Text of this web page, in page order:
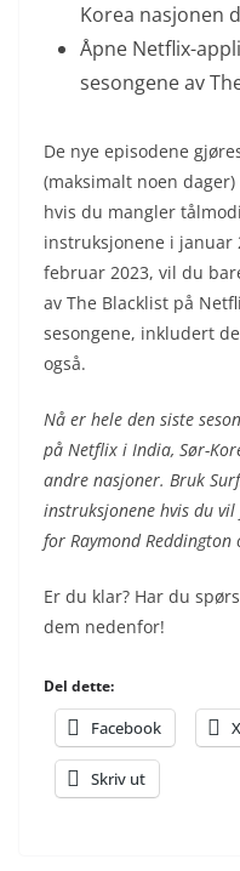
Korea nasjonen
Åpne Netflix-
sesongene av
De nye episodene
(maksimalt noen
hvis du mangler
instruksjonene i januar
februar 2023, vil du
av The Blacklist på
sesongene, inkludert
også.
Nå er hele den siste
på Netflix i India, Sør-
andre nasjoner. Bruk
instruksjonene hvis du
for Raymond Reddington
Er du klar? Har du
dem nedenfor!
Del dette:
Facebook X
Skriv ut